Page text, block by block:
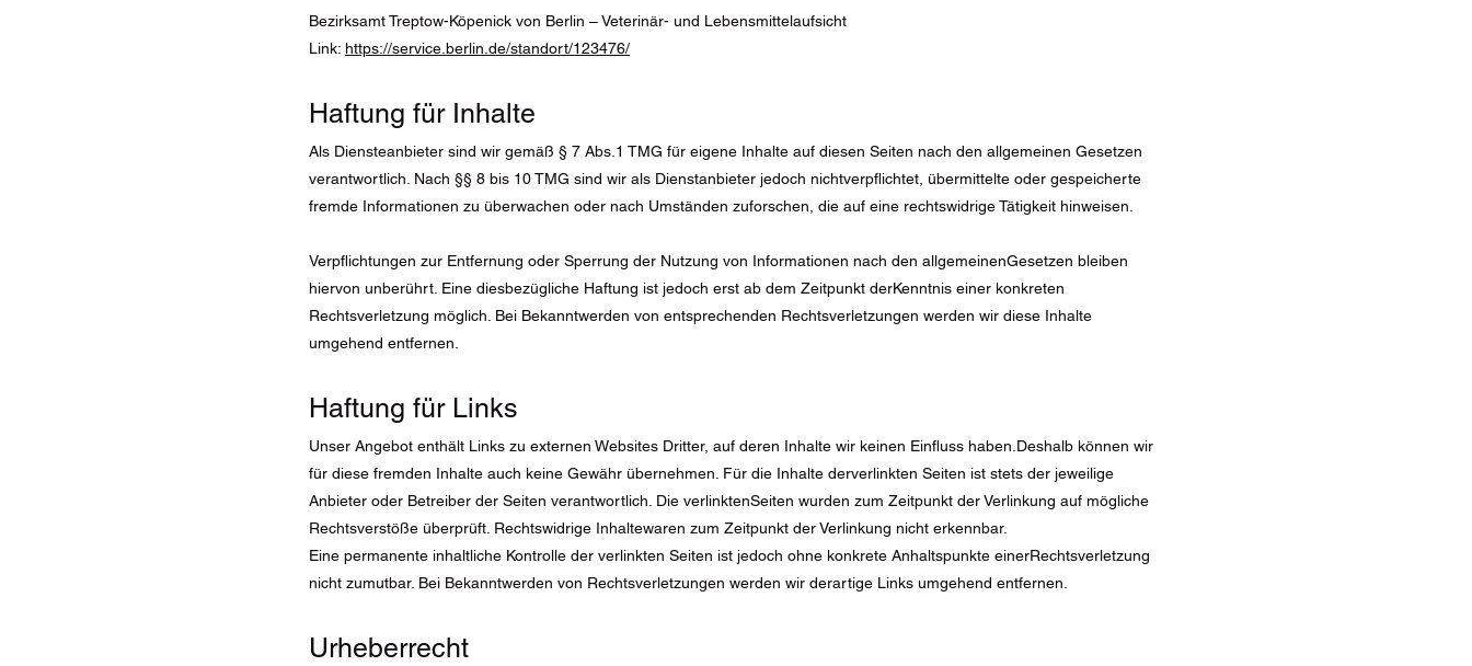
Bezirksamt Treptow-Köpenick von Berlin – Veterinär- und Lebensmittelaufsicht
Link: https://service.berlin.de/standort/123476/
Haftung für Inhalte
Als Diensteanbieter sind wir gemäß § 7 Abs.1 TMG für eigene Inhalte auf diesen Seiten nach den allgemeinen Gesetzen
verantwortlich. Nach §§ 8 bis 10 TMG sind wir als Dienstanbieter jedoch nichtverpflichtet, übermittelte oder gespeicherte
fremde Informationen zu überwachen oder nach Umständen zuforschen, die auf eine rechtswidrige Tätigkeit hinweisen.
Verpflichtungen zur Entfernung oder Sperrung der Nutzung von Informationen nach den allgemeinenGesetzen bleiben
hiervon unberührt. Eine diesbezügliche Haftung ist jedoch erst ab dem Zeitpunkt derKenntnis einer konkreten
Rechtsverletzung möglich. Bei Bekanntwerden von entsprechenden Rechtsverletzungen werden wir diese Inhalte
umgehend entfernen.
Haftung für Links
Unser Angebot enthält Links zu externen Websites Dritter, auf deren Inhalte wir keinen Einfluss haben.Deshalb können wir
für diese fremden Inhalte auch keine Gewähr übernehmen. Für die Inhalte derverlinkten Seiten ist stets der jeweilige
Anbieter oder Betreiber der Seiten verantwortlich. Die verlinktenSeiten wurden zum Zeitpunkt der Verlinkung auf mögliche
Rechtsverstöße überprüft. Rechtswidrige Inhaltewaren zum Zeitpunkt der Verlinkung nicht erkennbar.
Eine permanente inhaltliche Kontrolle der verlinkten Seiten ist jedoch ohne konkrete Anhaltspunkte einerRechtsverletzung
nicht zumutbar. Bei Bekanntwerden von Rechtsverletzungen werden wir derartige Links umgehend entfernen.
Urheberrecht